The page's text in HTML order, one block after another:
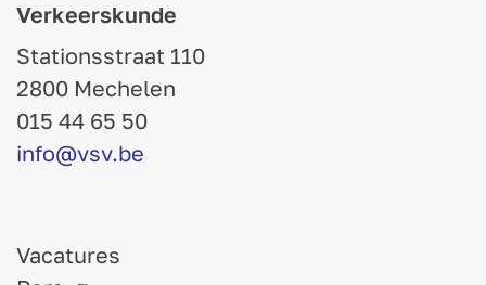
Verkeerskunde
Stationsstraat 110
2800 Mechelen
015 44 65 50
info@vsv.be
Vacatures